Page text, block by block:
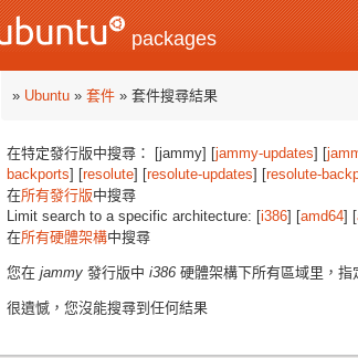
packages
» Ubuntu » 套件 » 套件搜尋結果
在特定發行版中搜尋： [jammy] [jammy-updates] [
backports] [resolute] [resolute-updates] [resolute-
在所有發行版中搜尋
Limit search to a specific architecture: [i386] [amd64] [
在所有硬體架構中搜尋
您在 jammy 發行版中 i386 硬體架構下所有區域里，指
很遺憾，您沒能搜尋到任何結果